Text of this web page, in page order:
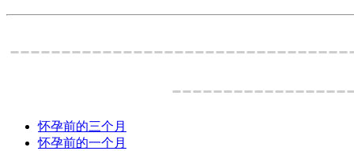
怀孕前的三个月
怀孕前的一个月